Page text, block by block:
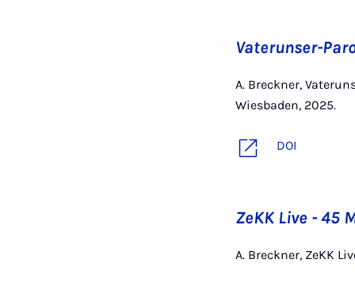
Vaterunser-
A. Breckner,
Wiesbaden, 2025.
DOI
ZeKK Live - 45
A. Breckner, ZeKK